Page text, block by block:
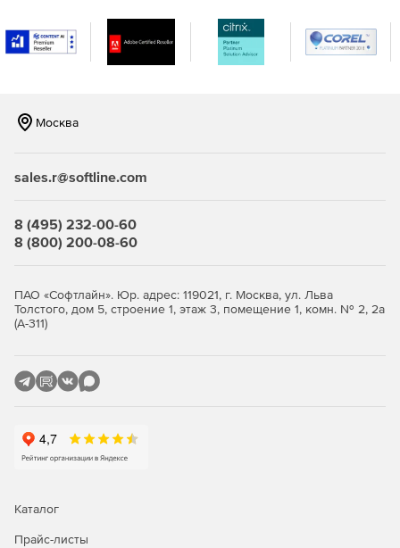
Возможность создавать оповещения в режиме
реального времени, когда в сети встречаются IP-
адреса и URL-адреса, занесенные в черный список в
глобальном масштабе и распознанные по каналам на
Повышение безопасности и обеспечение
Эффективный мониторинг, отчетность и аудит
Москва
sales.r@softline.com
8 (495) 232-00-60
8 (800) 200-08-60
ПАО «Софтлайн». Юр. адрес: 119021, г. Москва, ул. Льва
Толстого, дом 5, строение 1, этаж 3, помещение 1, комн. № 2, 2а
(А-311)
Каталог
Прайс-листы